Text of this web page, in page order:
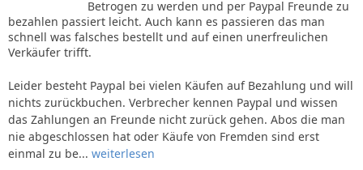
Betrogen zu werden und per Paypal Freunde zu
bezahlen passiert leicht. Auch kann es passieren das man
schnell was falsches bestellt und auf einen unerfreulichen
Verkäufer trifft.
Leider besteht Paypal bei vielen Käufen auf Bezahlung und will
nichts zurückbuchen. Verbrecher kennen Paypal und wissen
das Zahlungen an Freunde nicht zurück gehen. Abos die man
nie abgeschlossen hat oder Käufe von Fremden sind erst
einmal zu be... weiterlesen